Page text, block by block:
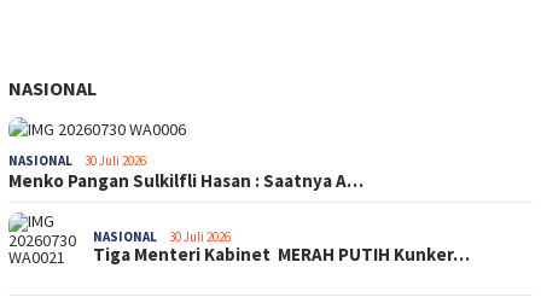
NASIONAL
NASIONAL 30 Juli 2026
Menko Pangan Sulkilfli Hasan : Saatnya A…
NASIONAL 30 Juli 2026
Tiga Menteri Kabinet MERAH PUTIH Kunker…